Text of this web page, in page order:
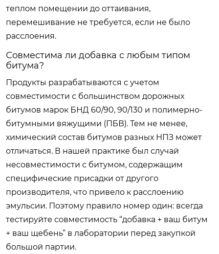
теплом помещении до оттаивания,
перемешивание не требуется, если не было
расслоения.
Совместима ли добавка с любым типом
битума?
Продукты разрабатываются с учетом
совместимости с большинством дорожных
битумов марок БНД 60/90, 90/130 и полимерно-
битумными вяжущими (ПБВ). Тем не менее,
химический состав битумов разных НПЗ может
отличаться. В нашей практике был случай
несовместимости с битумом, содержащим
специфические присадки от другого
производителя, что привело к расслоению
эмульсии. Поэтому правило номер один: всегда
тестируйте совместимость “добавка + ваш битум
+ ваш щебень” в лаборатории перед закупкой
большой партии.